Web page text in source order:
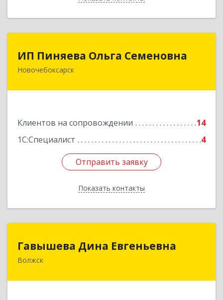
ИП Пиняева Ольга Семеновна
Новочебоксарск
Клиентов на сопровождении
14
1С:Специалист
4
Отправить заявку
Показать контакты
429965, Чувашская Республика - Чувашия,
Подробнее
Отправить заявку
Назад
Гавышева Дина Евгеньевна
Волжск